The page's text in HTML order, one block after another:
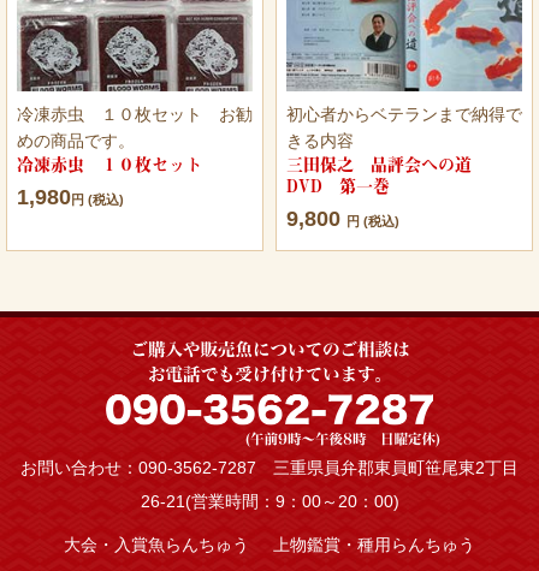
冷凍赤虫 １０枚セット お勧
めの商品です。
冷凍赤虫 １０枚セット
1,980円 (税込)
初心者からベテランまで納得で
きる内容
三田保之 品評会への道
DVD 第一巻
9,800 円 (税込)
お問い合わせ：090-3562-7287 三重県員弁郡東員町笹尾東2丁目
26-21(営業時間：9：00～20：00)
大会・入賞魚らんちゅう 上物鑑賞・種用らんちゅう